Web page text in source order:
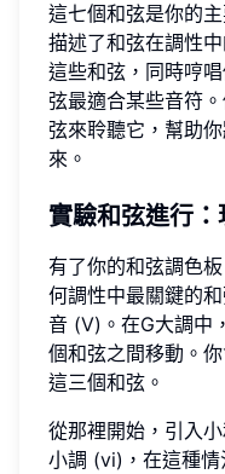
這七個和弦是你的
描述了和弦在調性
這些和弦，同時哼
弦最適合某些音符
弦來聆聽它，幫助
來。
實驗和弦進行
有了你的和弦調色
何調性中最關鍵的
音 (V)。在G大調中
個和弦之間移動。
這三個和弦。
從那裡開始，引入
小調 (vi)，在這種